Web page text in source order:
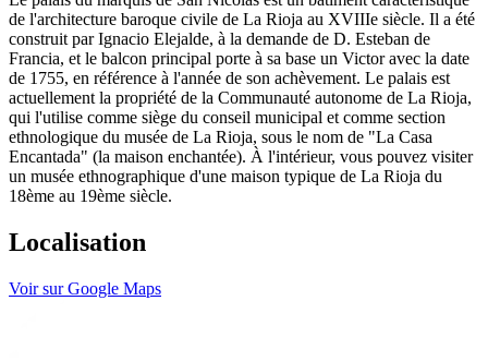
de l'architecture baroque civile de La Rioja au XVIIIe siècle. Il a été
construit par Ignacio Elejalde, à la demande de D. Esteban de
Francia, et le balcon principal porte à sa base un Victor avec la date
de 1755, en référence à l'année de son achèvement. Le palais est
actuellement la propriété de la Communauté autonome de La Rioja,
qui l'utilise comme siège du conseil municipal et comme section
ethnologique du musée de La Rioja, sous le nom de "La Casa
Encantada" (la maison enchantée). À l'intérieur, vous pouvez visiter
un musée ethnographique d'une maison typique de La Rioja du
18ème au 19ème siècle.
Localisation
Voir sur Google Maps